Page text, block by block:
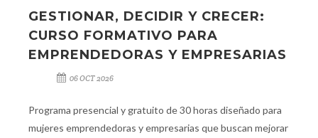
GESTIONAR, DECIDIR Y CRECER:
CURSO FORMATIVO PARA
EMPRENDEDORAS Y EMPRESARIAS
06 OCT 2026
Programa presencial y gratuito de 30 horas diseñado para
mujeres emprendedoras y empresarias que buscan mejorar